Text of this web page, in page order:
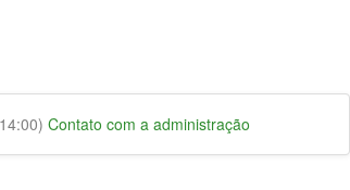
Contato com a administração